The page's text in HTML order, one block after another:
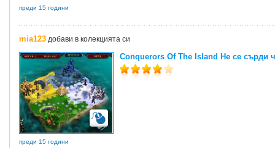
преди 15 години
mia123 добави в колекцията си
Conquerors Of The Island Не се сърди
преди 15 години